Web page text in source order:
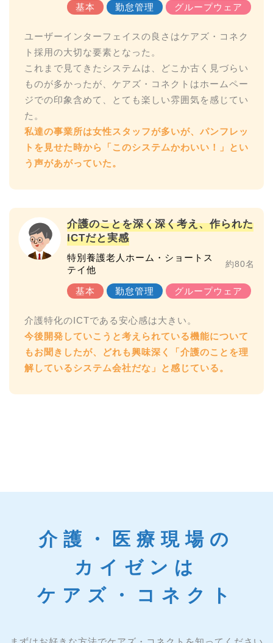
ユーザーインターフェイスの良さはケアズ・コネク
ト採用の大切な要素となった。
これまで見てきたシステムは、どこか古く見づらい
ものが多かったが、ケアズ・コネクトはホームペー
ジでの印象含めて、とても楽しい雰囲気を感じてい
私達の事業所は女性スタッフが多いが、パンフレッ
トを見せた時から「このシステムかわいい！」とい
う声があがっていた。
介護のことを深く深く考え、作られた
ICTだと実感
特別養護老人ホーム・ショートス
テイ他
約80名
今後開発していこうと考えられている機能について
もお聞きしたが、どれも興味深く「介護のことを理
解しているシステム会社だな」と感じている。
介護・医療現場の
カイゼンは
ケアズ・コネクト